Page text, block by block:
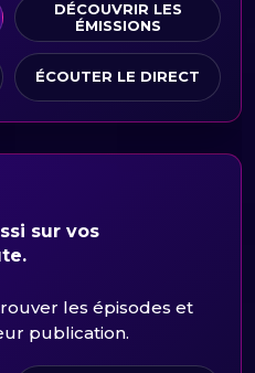
DÉCOUVRIR LES
ÉMISSIONS
ÉCOUTER LE DIRECT
sur vos
les épisodes et
publication.